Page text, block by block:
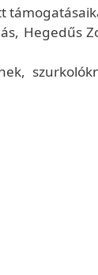
Hegedűs